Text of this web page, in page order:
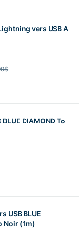
vers USB A
DIAMOND To
USB BLUE
Noir (1m)